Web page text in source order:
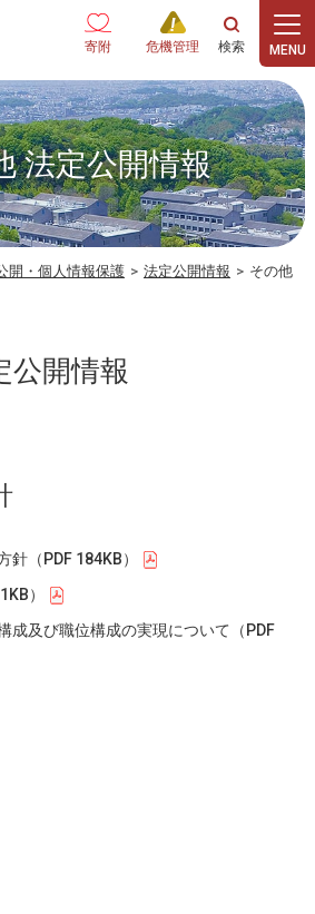
寄附 危機管理
法定公開情報
開・個人情報保護 > 法定公開情報 > その他
公開情報
（PDF 184KB）
）
成及び職位構成の実現について（PDF